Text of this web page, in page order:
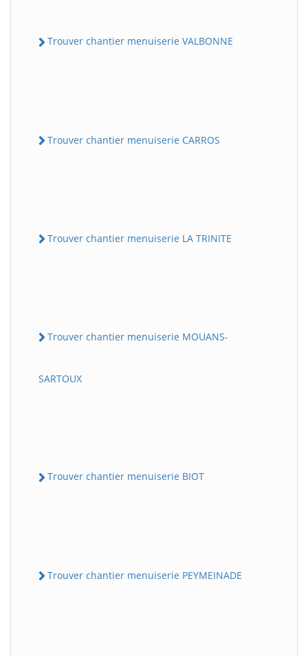
Trouver chantier menuiserie VALBONNE
Trouver chantier menuiserie CARROS
Trouver chantier menuiserie LA TRINITE
Trouver chantier menuiserie MOUANS-
SARTOUX
Trouver chantier menuiserie BIOT
Trouver chantier menuiserie PEYMEINADE